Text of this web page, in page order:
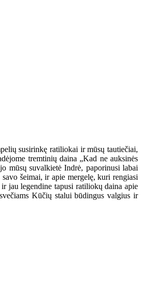
susirinkę ratiliokai ir mūsų tautiečiai,
tremtinių daina „Kad ne auksinės
mūsų suvalkietė Indrė, paporinusi labai
šeimai, ir apie mergelę, kuri rengiasi
jau legendine tapusi ratiliokų daina apie
Kūčių stalui būdingus valgius ir